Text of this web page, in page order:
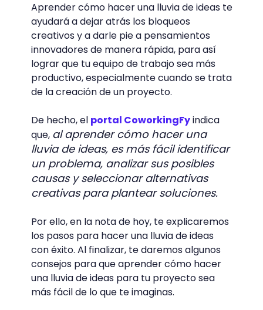
Aprender cómo hacer una lluvia de ideas te
ayudará a dejar atrás los bloqueos
creativos y a darle pie a pensamientos
innovadores de manera rápida, para así
lograr que tu equipo de trabajo sea más
productivo, especialmente cuando se trata
de la creación de un proyecto.
De hecho, el portal CoworkingFyindica
que, al aprender cómo hacer una
lluvia de ideas, es más fácil identificar
un problema, analizar sus posibles
causas y seleccionar alternativas
creativas para plantear soluciones.
Por ello, en la nota de hoy, te explicaremos
los pasos para hacer una lluvia de ideas
con éxito. Al finalizar, te daremos algunos
consejos para que aprender cómo hacer
una lluvia de ideas para tu proyecto sea
más fácil de lo que te imaginas.